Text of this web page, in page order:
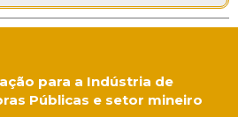
para a Indústria de
Públicas e setor mineiro